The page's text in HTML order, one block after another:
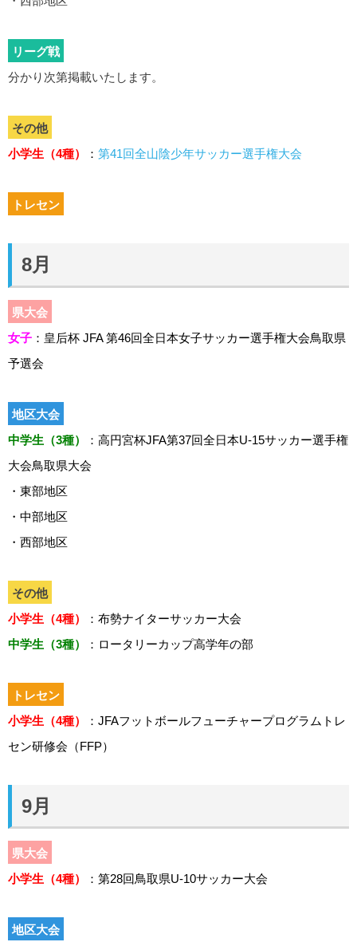
リーグ戦
分かり次第掲載いたします。
その他
小学生（4種）
： 第41回全山陰少年サッカー選手権大会
トレセン
8月
県大会
女子 ：皇后杯 JFA 第46回全日本女子サッカー選手権大会鳥取県
予選会
地区大会
中学生（3種）
：高円宮杯JFA第37回全日本U-15サッカー選手権
大会鳥取県大会
・東部地区
・中部地区
・西部地区
その他
小学生（4種）
：布勢ナイターサッカー大会
中学生（3種）
：ロータリーカップ高学年の部
トレセン
小学生（4種）
：JFAフットボールフューチャープログラムトレ
セン研修会（FFP）
9月
県大会
小学生（4種）
：第28回鳥取県U-10サッカー大会
地区大会